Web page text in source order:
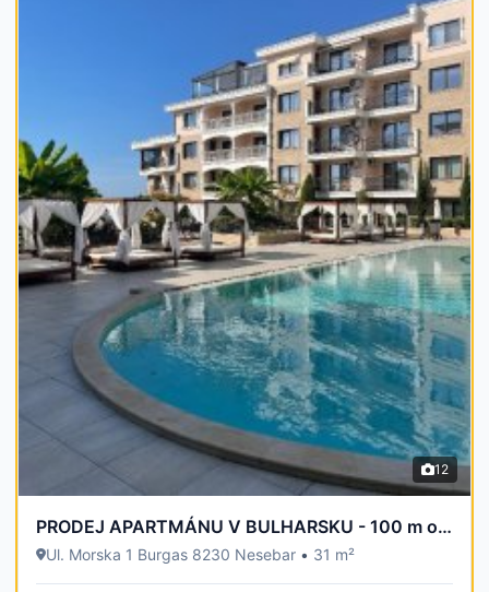
12
PRODEJ APARTMÁNU V BULHARSKU - 100 m od moře
Ul. Morska 1 Burgas 8230 Nesebar • 31 m²